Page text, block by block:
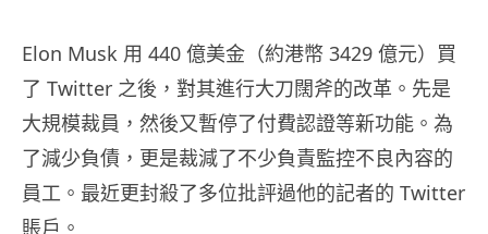
Elon Musk 用 440 億美金（約港幣 3429 億元）買
了 Twitter 之後，對其進行大刀闊斧的改革。先是
大規模裁員，然後又暫停了付費認證等新功能。為
了減少負債，更是裁減了不少負責監控不良內容的
員工。最近更封殺了多位批評過他的記者的 Twitter
賬戶。